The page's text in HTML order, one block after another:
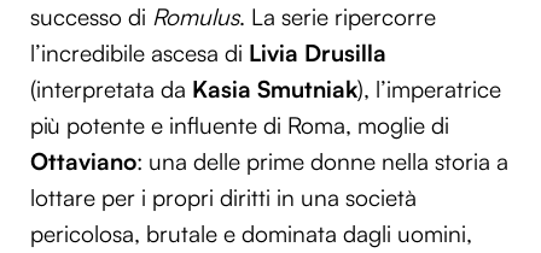
successo di Romulus. La serie ripercorre
l’incredibile ascesa di Livia Drusilla
(interpretata da Kasia Smutniak), l’imperatrice
più potente e influente di Roma, moglie di
Ottaviano: una delle prime donne nella storia a
lottare per i propri diritti in una società
pericolosa, brutale e dominata dagli uomini,